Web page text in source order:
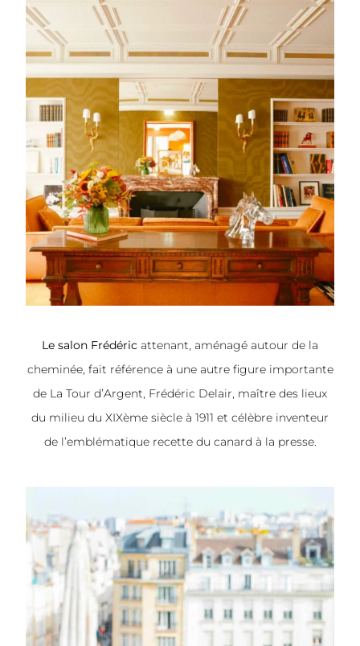
Le salon Frédéric attenant, aménagé autour de la
cheminée, fait référence à une autre figure importante
de La Tour d’Argent, Frédéric Delair, maître des lieux
du milieu du XIXème siècle à 1911 et célèbre inventeur
de l’emblématique recette du canard à la presse.